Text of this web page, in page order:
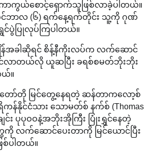
ကွယ်စောင့်ရှောက်သူဖြစ်လာခဲ့ပါတယ်။
ဘာလ (၆) ရက်နေ့ရက်တိုင်း သူ့ကို ဂုဏ်
င်ပွဲပြုလုပ်ကြပါတယ်။
န်အခါဆိုရင် စိန့်နီကိုးလပ်က လက်ဆောင်
ာင်လာတယ်လို ယူဆပြီး ခရစ်စမတ်ဘိုးဘိုး
ယ်။
ော်တို မြင်တွေ့နေရတဲ့ ဆန်တာကလော့စ်
န်နိုင်ငံသား သောမတ်စ် နက်စ် (Thomas
ျင်း ပုပုဝဝနဲ့အဘိုးအိုကြီး ပြုံးရွှင်နေတဲ့
ကို လက်ဆောင်ပေးတာကို မြင်ယောင်ပြီး
စ်ပါတယ်။